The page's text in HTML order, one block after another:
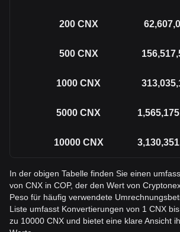
200 CNX
500 CNX
1000 CNX
5000 CNX
10000 CNX
In der obigen Tabelle finden Sie einen
von CNX in COP, der den Wert von
Peso für häufig verwendete
Liste umfasst Konvertierungen von 1 CNX
zu 10000 CNX und bietet eine klare Ansicht